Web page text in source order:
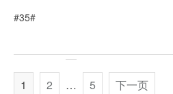
#35#
1 2 … 5 下一页